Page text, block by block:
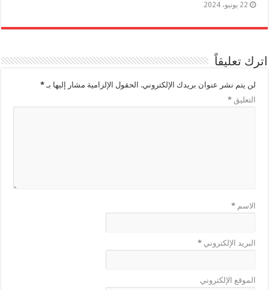
22 يونيو، 2024
اترك تعليقاً
لن يتم نشر عنوان بريدك الإلكتروني. الحقول الإلزامية مشار إليها بـ*
التعليق*
الاسم*
البريد الإلكتروني*
الموقع الإلكتروني